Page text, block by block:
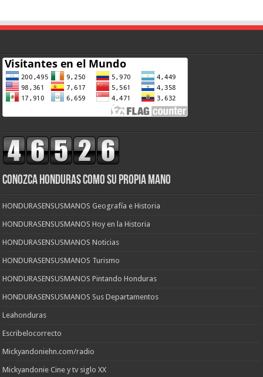
CONOZCA HONDURAS COMO SU PROPIA MANO
HONDURASENSUSMANOS Geografía e Historia
HONDURASENSUSMANOS Hoy en la Historia
HONDURASENSUSMANOS Noticias
HONDURASENSUSMANOS Turismo
HONDURASENSUSMANOS Pintando Honduras
HONDURASENSUSMANOS Sus Departamentos
Leahonduras
Escribelocorrecto
Mickyandoniehn.com/radio
Mickyandonie Cine y tv siglo XX